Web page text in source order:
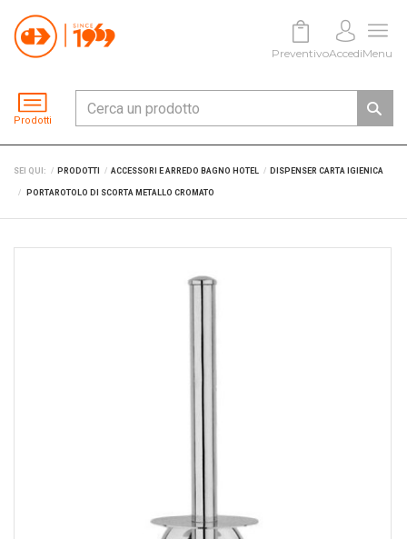
Prodotti
PreventivoAccediMenu
SEI QUI: PRODOTTI ACCESSORI E ARREDO BAGNO HOTEL DISPENSER CARTA IGIENICA
PORTAROTOLO DI SCORTA METALLO CROMATO